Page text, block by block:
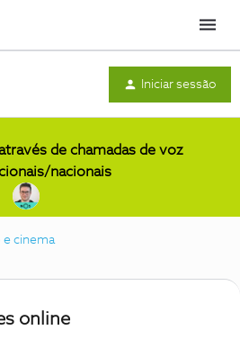
Menu
Iniciar sessão
de chamadas de voz
nacionais
e cinema
online